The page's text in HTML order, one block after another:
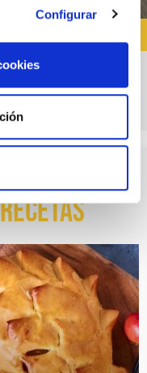
Configurar
auténtica